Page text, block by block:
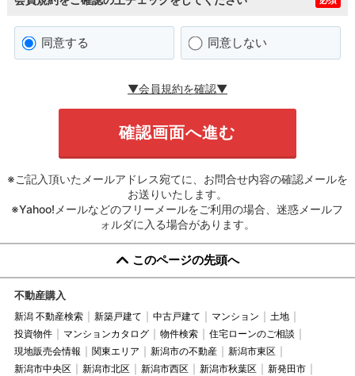
同意する 同意しない
▼会員規約を確認▼
※ご記入頂いたメールアドレス宛てに、お問合せ内容の確認メールを
お送りいたします。
※Yahoo!メールなどのフリーメールをご利用の場合、迷惑メールフ
ォルダに入る場合があります。
このページの先頭へ
不動産購入
新潟 不動産検索 新築戸建て 中古戸建て マンション
土地
投資物件
マンションカタログ 物件検索
住宅ローンのご相談
現地販売会情報
関東エリア 新潟市の不動産
新潟市東区
新潟市中央区
新潟市北区 新潟市西区 新潟市秋葉区
新発田市